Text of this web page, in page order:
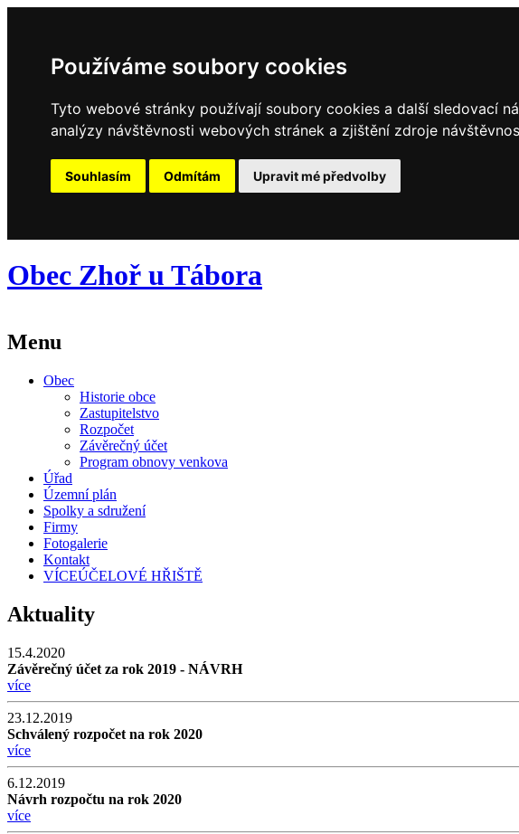
Používáme soubory cookies
Tyto webové stránky používají soubory cookies a další sledovací
analýzy návštěvnosti webových stránek a zjištění zdroje
Souhlasím Odmítám Upravit mé předvolby
Obec Zhoř u Tábora
Menu
Obec
Historie obce
Zastupitelstvo
Rozpočet
Závěrečný účet
Program obnovy venkova
Úřad
Územní plán
Spolky a sdružení
Firmy
Fotogalerie
Kontakt
VÍCEÚČELOVÉ HŘIŠTĚ
Aktuality
15.4.2020
Závěrečný účet za rok 2019 - NÁVRH
více
23.12.2019
Schválený rozpočet na rok 2020
více
6.12.2019
Návrh rozpočtu na rok 2020
více